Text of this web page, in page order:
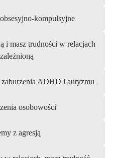
kompulsyjne
i masz trudności w relacjach
ADHD i autyzmu
osobowości
z agresją